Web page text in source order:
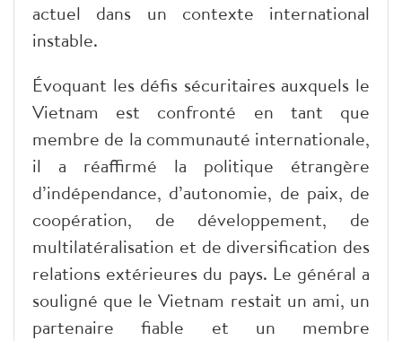
actuel dans un contexte international
instable.
Évoquant les défis sécuritaires auxquels le
Vietnam est confronté en tant que
membre de la communauté internationale,
il a réaffirmé la politique étrangère
d’indépendance, d’autonomie, de paix, de
coopération, de développement, de
multilatéralisation et de diversification des
relations extérieures du pays. Le général a
souligné que le Vietnam restait un ami, un
partenaire fiable et un membre